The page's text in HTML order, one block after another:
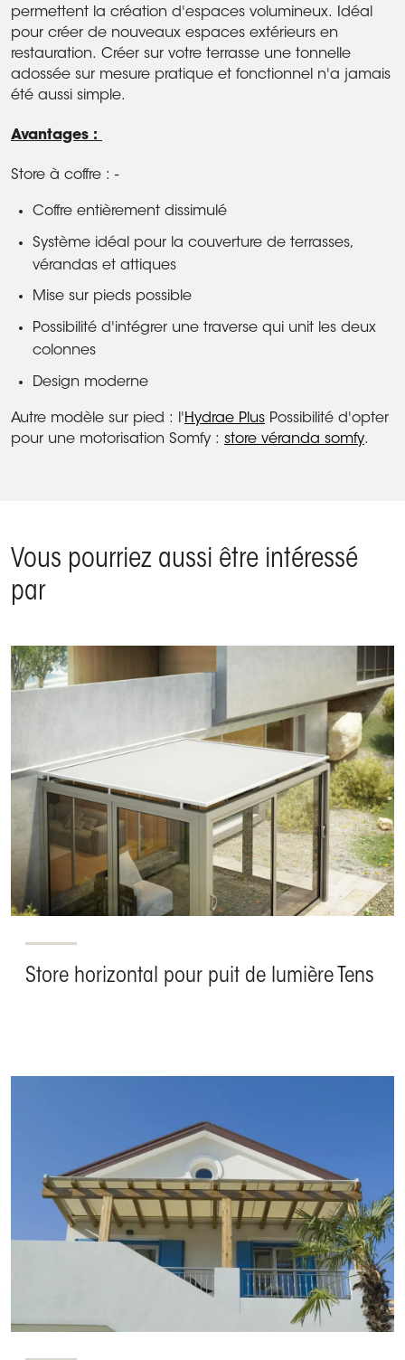
permettent la création d'espaces volumineux. Idéal
pour créer de nouveaux espaces extérieurs en
restauration. Créer sur votre terrasse une tonnelle
adossée sur mesure pratique et fonctionnel n'a jamais
été aussi simple.
Avantages :
Store à coffre : -
Coffre entièrement dissimulé
Système idéal pour la couverture de terrasses,
vérandas et attiques
Mise sur pieds possible
Possibilité d'intégrer une traverse qui unit les deux
colonnes
Design moderne
Autre modèle sur pied : l'Hydrae Plus
pour une motorisation Somfy : store véranda somfy.
Vous pourriez aussi être intéressé
par
Store horizontal pour puit de lumière Tens